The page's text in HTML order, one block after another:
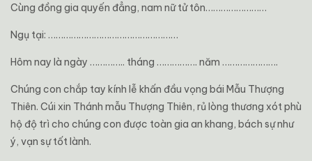
Cùng đồng gia quyến đẳng, nam nữ tử tôn……………………
Ngụ tại: ……………………………………………
Hôm nay là ngày ………….. tháng ……………. năm ………………….
Chúng con chắp tay kính lễ khấn đầu vọng bái Mẫu Thượng
Thiên. Cúi xin Thánh mẫu Thượng Thiên, rủ lòng thương xót phù
hộ độ trì cho chúng con được toàn gia an khang, bách sự như
ý, vạn sự tốt lành.